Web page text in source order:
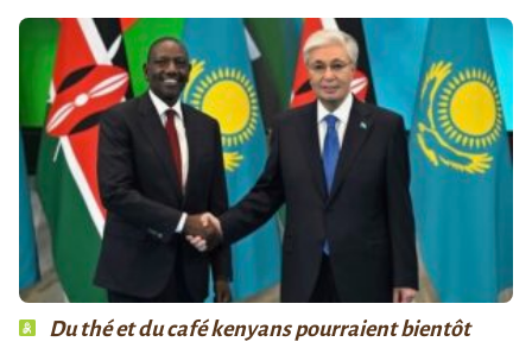
Du thé et du café kenyans pourraient bientôt